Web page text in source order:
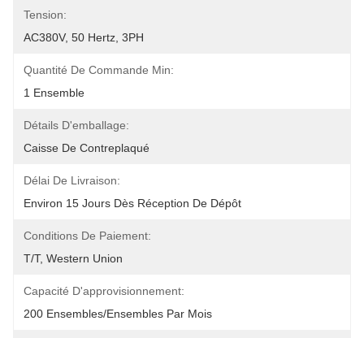
Tension:
AC380V, 50 Hertz, 3PH
Quantité De Commande Min:
1 Ensemble
Détails D'emballage:
Caisse De Contreplaqué
Délai De Livraison:
Environ 15 Jours Dès Réception De Dépôt
Conditions De Paiement:
T/T, Western Union
Capacité D'approvisionnement:
200 Ensembles/ensembles Par Mois